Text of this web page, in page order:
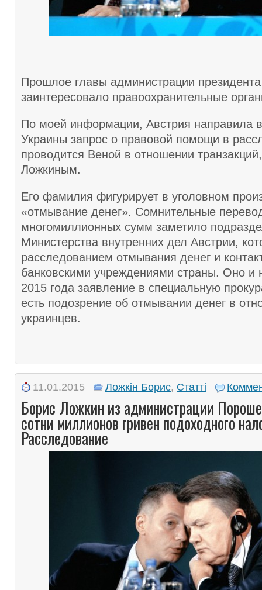
Прошлое главы администрации
заинтересовало правоохранительные
По моей информации, Австрия направила в
Украины запрос о правовой помощи в
проводится Веной в отношении
Ложкиным.
Его фамилия фигурирует в уголовном
«отмывание денег». Сомнительные
многомиллионных сумм заметило
Министерства внутренних дел Австрии,
расследованием отмывания денег и
банковскими учреждениями страны. Оно и
2015 года заявление в специальную
есть подозрение об отмывании денег в
украинцев.
11.01.2015 Ложкін Борис, Статті
Борис Ложкин из администрации
сотни миллионов гривен подоходного
Расследование